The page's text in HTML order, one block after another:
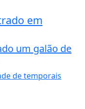
em
um galão de